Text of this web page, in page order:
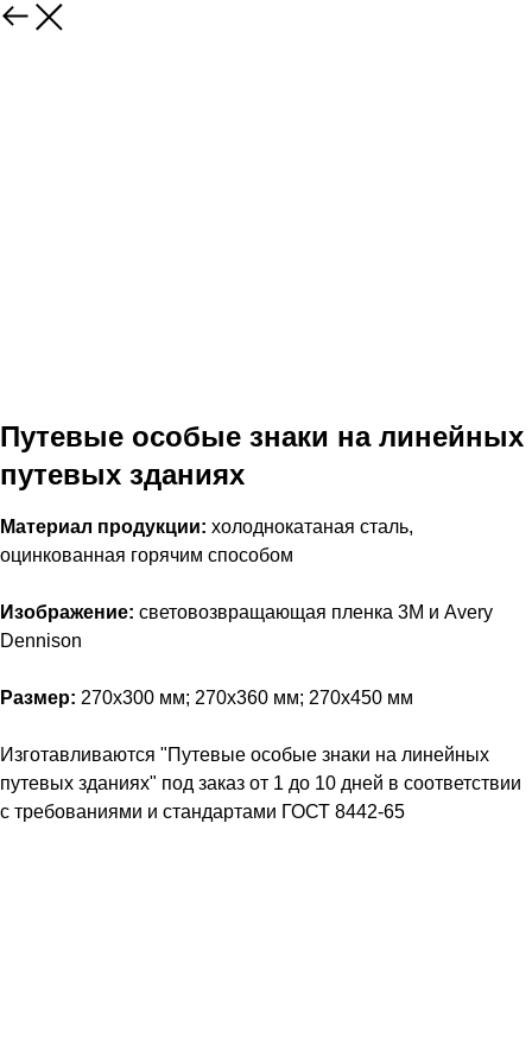
Путевые особые знаки на линейных
путевых зданиях
Материал продукции: холоднокатаная сталь,
оцинкованная горячим способом
Изображение: световозвращающая пленка 3M и Avery
Dennison
Размер: 270х300 мм; 270х360 мм; 270х450 мм
Изготавливаются "Путевые особые знаки на линейных
путевых зданиях" под заказ от 1 до 10 дней в соответствии
с требованиями и стандартами ГОСТ 8442-65